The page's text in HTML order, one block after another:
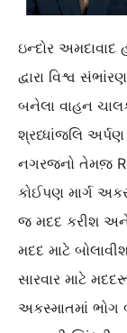
ઇન્દોર અમદાવાદ
દ્વારા વિશ્વ
બનેલા વાહન
શ્રધ્ધાંજલિ અર્પણ
નગરજનો તેમજ઼
કોઈપણ માર્ગ
જ મદદ કરીશ
મદદ માટે
સારવાર માટે
અકસ્માતમાં ભોગ